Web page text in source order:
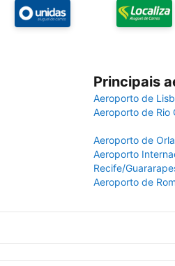
Principais
Aeroporto de
Aeroporto de Rio
Aeroporto de
Aeroporto
Recife/
Aeroporto de